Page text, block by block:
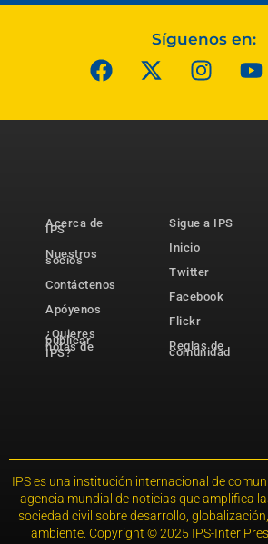
Síguenos en:
Acerca de
IPS
Nuestros
socios
Contáctenos
Apóyenos
¿Quieres
publicar
notas de
IPS?
Sigue a IPS
Inicio
Twitter
Facebook
Flickr
Reglas de
comunidad
IPS es una institución internacional de
agencia mundial de noticias que amplifica
sociedad civil sobre desarrollo,
ambiente. Copyright © 2025 IPS-Inter